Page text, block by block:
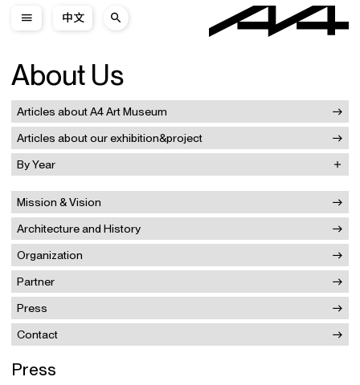
中文
About Us
Articles about A4 Art Museum
Articles about our exhibition&project
By Year
Mission & Vision
Architecture and History
Organization
Partner
Press
Contact
Press